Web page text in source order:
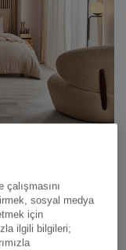
sosyal medya
için
ilgili bilgileri;